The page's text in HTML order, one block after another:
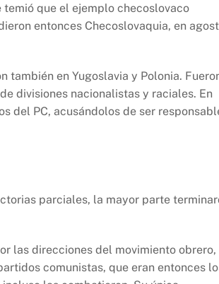
que el ejemplo checoslovaco
entonces Checoslovaquia, en
también en Yugoslavia y Polonia.
divisiones nacionalistas y raciales. En
del PC, acusándolos de ser
parciales, la mayor parte
las direcciones del movimiento obrero,
comunistas, que eran entonces